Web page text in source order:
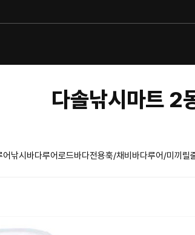
다솔낚시마트 2
낚시 바다루어로드바다전용훅/채비 바다루어/미끼 릴